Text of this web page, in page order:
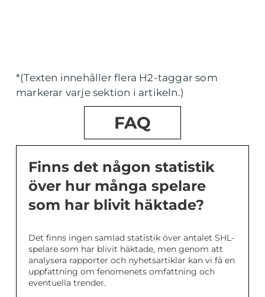
*(Texten innehåller flera H2-taggar som
markerar varje sektion i artikeln.)
FAQ
Finns det någon statistik
över hur många spelare
som har blivit häktade?
Det finns ingen samlad statistik över antalet SHL-
spelare som har blivit häktade, men genom att
analysera rapporter och nyhetsartiklar kan vi få en
uppfattning om fenomenets omfattning och
eventuella trender.